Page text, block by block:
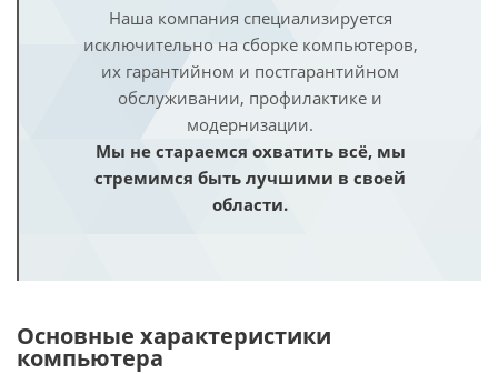
Наша компания специализируется
исключительно на сборке компьютеров,
их гарантийном и постгарантийном
обслуживании, профилактике и
модернизации.
Мы не стараемся охватить всё, мы
стремимся быть лучшими в своей
области.
Основные характеристики
компьютера